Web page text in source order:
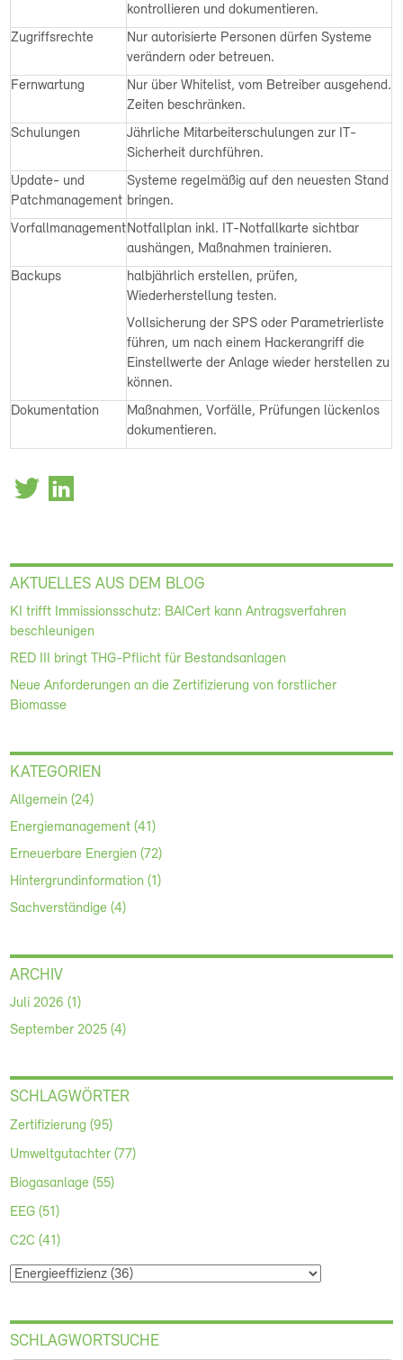
kontrollieren und dokumentieren.
Zugriffsrechte
Nur autorisierte Personen dürfen Systeme
verändern oder betreuen.
Fernwartung
Nur über Whitelist, vom Betreiber ausgehend.
Zeiten beschränken.
Schulungen
Jährliche Mitarbeiterschulungen zur IT-
Sicherheit durchführen.
Update- und
Patchmanagement
Systeme regelmäßig auf den neuesten Stand
bringen.
VorfallmanagementNotfallplan inkl. IT-Notfallkarte sichtbar
aushängen, Maßnahmen trainieren.
Backups
halbjährlich erstellen, prüfen,
Wiederherstellung testen.
Vollsicherung der SPS oder Parametrierliste
führen, um nach einem Hackerangriff die
Einstellwerte der Anlage wieder herstellen zu
können.
Dokumentation
Maßnahmen, Vorfälle, Prüfungen lückenlos
dokumentieren.
AKTUELLES AUS DEM BLOG
KI trifft Immissionsschutz: BAICert kann Antragsverfahren
beschleunigen
RED III bringt THG-Pflicht für Bestandsanlagen
Neue Anforderungen an die Zertifizierung von forstlicher
Biomasse
KATEGORIEN
Allgemein (24)
Energiemanagement (41)
Erneuerbare Energien (72)
Hintergrundinformation (1)
Sachverständige (4)
ARCHIV
Juli 2026 (1)
September 2025 (4)
SCHLAGWÖRTER
Zertifizierung (95)
Umweltgutachter (77)
Biogasanlage (55)
EEG (51)
C2C (41)
SCHLAGWORTSUCHE